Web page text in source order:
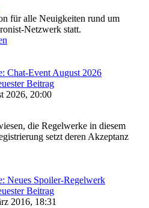
für alle Neuigkeiten rund um
Netzwerk statt.
Chat-Event August 2026
Beitrag
2026, 20:00
die Regelwerke in diesem
setzt deren Akzeptanz
Neues Spoiler-Regelwerk
Beitrag
2016, 18:31